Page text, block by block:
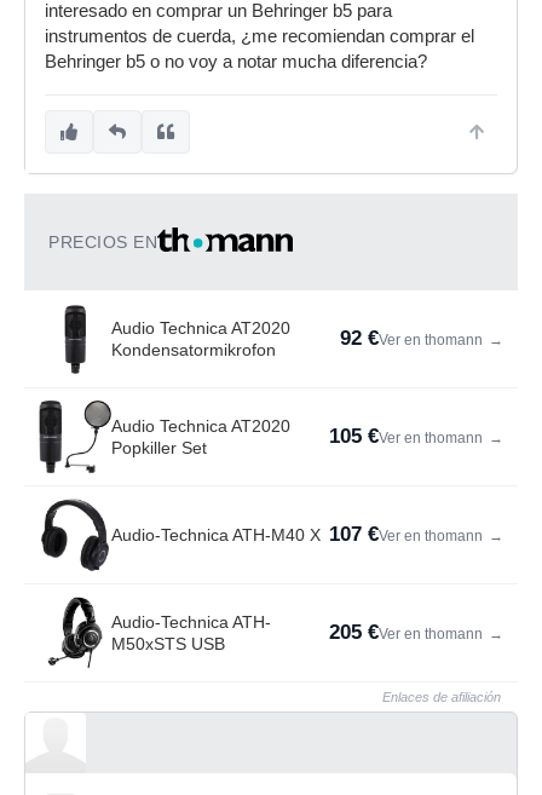
interesado en comprar un Behringer b5 para
instrumentos de cuerda, ¿me recomiendan comprar el
Behringer b5 o no voy a notar mucha diferencia?
PRECIOS EN
Audio Technica AT2020
Kondensatormikrofon
92 €Ver en thomann →
Audio Technica AT2020
Popkiller Set
105 €Ver en thomann →
Audio-Technica ATH-M40 X 107 €Ver en thomann →
Audio-Technica ATH-
M50xSTS USB
205 €Ver en thomann →
Enlaces de afiliación